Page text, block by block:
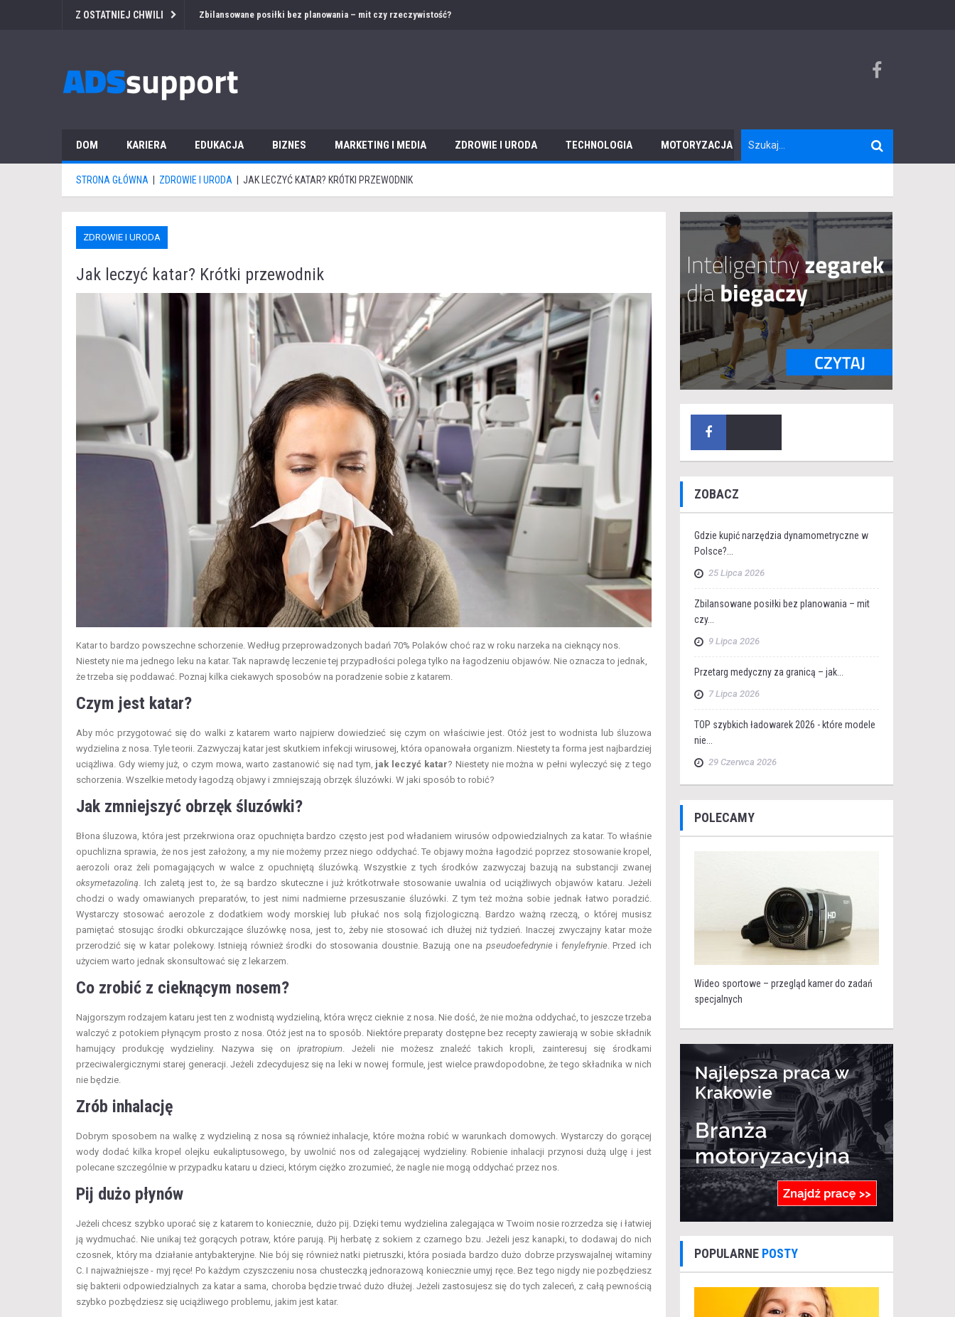
Z OSTATNIEJ CHWILI Przetarg medyczny za granicą – jak przygotować ofertę i dokumentację w obcym języku?
DOM KARIERA EDUKACJA BIZNES MARKETING I MEDIA ZDROWIE I URODA TECHNOLOGIA MOTORYZACJA TURYSTYKA
STRONA GŁÓWNA ZDROWIE I URODA JAK LECZYĆ KATAR? KRÓTKI PRZEWODNIK
ZDROWIE I URODA
Jak leczyć katar? Krótki przewodnik
Katar to bardzo powszechne schorzenie. Według przeprowadzonych badań 70% Polaków choć raz w roku narzeka na cieknący nos.
Niestety nie ma jednego leku na katar. Tak naprawdę leczenie tej przypadłości polega tylko na łagodzeniu objawów. Nie oznacza to jednak,
że trzeba się poddawać. Poznaj kilka ciekawych sposobów na poradzenie sobie z katarem.
Czym jest katar?
Aby móc przygotować się do walki z katarem warto najpierw dowiedzieć się czym on właściwie jest. Otóż jest to wodnista lub śluzowa
wydzielina z nosa. Tyle teorii. Zazwyczaj katar jest skutkiem infekcji wirusowej, która opanowała organizm. Niestety ta forma jest najbardziej
uciążliwa. Gdy wiemy już, o czym mowa, warto zastanowić się nad tym, jak leczyć katar? Niestety nie można w pełni wyleczyć się z tego
schorzenia. Wszelkie metody łagodzą objawy i zmniejszają obrzęk śluzówki. W jaki sposób to robić?
Jak zmniejszyć obrzęk śluzówki?
Błona śluzowa, która jest przekrwiona oraz opuchnięta bardzo często jest pod władaniem wirusów odpowiedzialnych za katar. To właśnie
opuchlizna sprawia, że nos jest założony, a my nie możemy przez niego oddychać. Te objawy można łagodzić poprzez stosowanie kropel,
aerozoli oraz żeli pomagających w walce z opuchniętą śluzówką. Wszystkie z tych środków zazwyczaj bazują na substancji zwanej
oksymetazoliną . Ich zaletą jest to, że są bardzo skuteczne i już krótkotrwałe stosowanie uwalnia od uciążliwych objawów kataru. Jeżeli
chodzi o wady omawianych preparatów, to jest nimi nadmierne przesuszanie śluzówki. Z tym też można sobie jednak łatwo poradzić.
Wystarczy stosować aerozole z dodatkiem wody morskiej lub płukać nos solą fizjologiczną. Bardzo ważną rzeczą, o której musisz
pamiętać stosując środki obkurczające śluzówkę nosa, jest to, żeby nie stosować ich dłużej niż tydzień. Inaczej zwyczajny katar może
przerodzić się w katar polekowy. Istnieją również środki do stosowania doustnie. Bazują one na pseudoefedrynie i fenylefrynie . Przed ich
użyciem warto jednak skonsultować się z lekarzem.
Co zrobić z cieknącym nosem?
Najgorszym rodzajem kataru jest ten z wodnistą wydzieliną, która wręcz cieknie z nosa. Nie dość, że nie można oddychać, to jeszcze trzeba
walczyć z potokiem płynącym prosto z nosa. Otóż jest na to sposób. Niektóre preparaty dostępne bez recepty zawierają w sobie składnik
hamujący produkcję wydzieliny. Nazywa się onipratropium . Jeżeli nie możesz znaleźć takich kropli, zainteresuj się środkami
przeciwalergicznymi starej generacji. Jeżeli zdecydujesz się na leki w nowej formule, jest wielce prawdopodobne, że tego składnika w nich
nie będzie.
Zrób inhalację
Dobrym sposobem na walkę z wydzieliną z nosa są również inhalacje, które można robić w warunkach domowych. Wystarczy do gorącej
wody dodać kilka kropel olejku eukaliptusowego, by uwolnić nos od zalegającej wydzieliny. Robienie inhalacji przynosi dużą ulgę i jest
polecane szczególnie w przypadku kataru u dzieci, którym ciężko zrozumieć, że nagle nie mogą oddychać przez nos.
Pij dużo płynów
Jeżeli chcesz szybko uporać się z katarem to koniecznie, dużo pij. Dzięki temu wydzielina zalegająca w Twoim nosie rozrzedza się i łatwiej
ją wydmuchać. Nie unikaj też gorących potraw, które parują. Pij herbatę z sokiem z czarnego bzu. Jeżeli jesz kanapki, to dodawaj do nich
czosnek, który ma działanie antybakteryjne. Nie bój się również natki pietruszki, która posiada bardzo dużo dobrze przyswajalnej witaminy
C. I najważniejsze - myj ręce! Po każdym czyszczeniu nosa chusteczką jednorazową koniecznie umyj ręce. Bez tego nigdy nie pozbędziesz
się bakterii odpowiedzialnych za katar a sama, choroba będzie trwać dużo dłużej. Jeżeli zastosujesz się do tych zaleceń, z całą pewnością
szybko pozbędziesz się uciążliwego problemu, jakim jest katar.
ZOBACZ
Gdzie kupić narzędzia dynamometryczne w
Polsce?...
25 Lipca 2026
Zbilansowane posiłki bez planowania – mit
czy...
9 Lipca 2026
Przetarg medyczny za granicą – jak...
7 Lipca 2026
TOP szybkich ładowarek 2026 - które modele
nie...
29 Czerwca 2026
POLECAMY
Wideo sportowe – przegląd kamer do zadań
specjalnych
POPULARNE POSTY